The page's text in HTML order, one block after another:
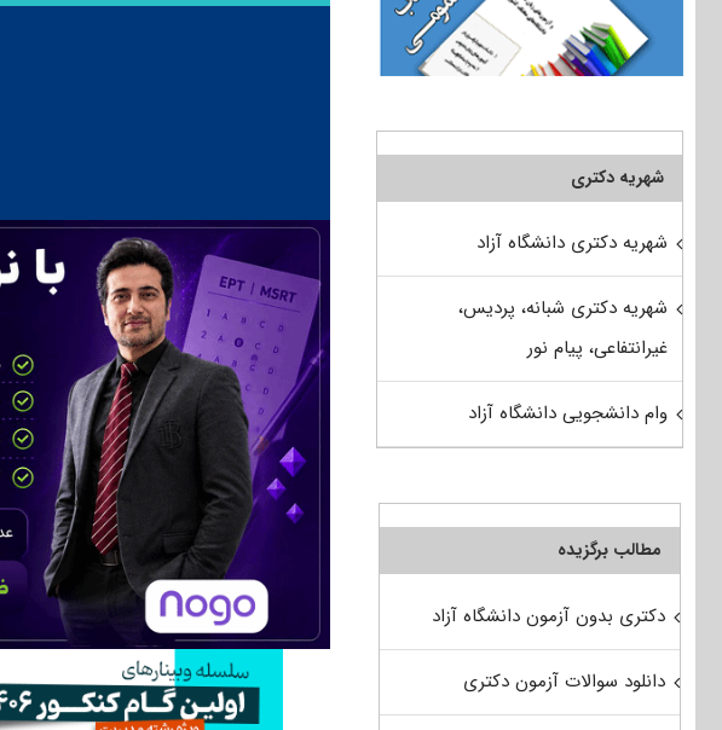
شهریه دکتری
شهریه دکتری دانشگاه آزاد
شهریه دکتری شبانه، پردیس،
غیرانتفاعی، پیام نور
وام دانشجویی دانشگاه آزاد
مطالب برگزیده
دکتری بدون آزمون دانشگاه آزاد
دانلود سوالات آزمون دکتری